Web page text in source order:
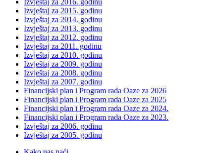
Izvještaj za 2016. godinu
Izvještaj za 2015. godinu
Izvještaj za 2014. godinu
Izvještaj za 2013. godinu
Izvještaj za 2012. godinu
Izvještaj za 2011. godinu
Izvještaj za 2010. godinu
Izvještaj za 2009. godinu
Izvještaj za 2008. godinu
Izvještaj za 2007. godinu
Financijski plan i Program rada Oaze za 2026
Financijski plan i Program rada Oaze za 2025
Financijski plan i Program rada Oaze za 2024.
Financijski plan i Program rada Oaze za 2023.
Izvještaj za 2006. godinu
Izvještaj za 2005. godinu